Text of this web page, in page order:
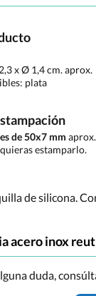
x Ø 1,4 cm. aprox.
plata
de 50x7 mm
estamparlo.
de silicona.
acero inox
duda,